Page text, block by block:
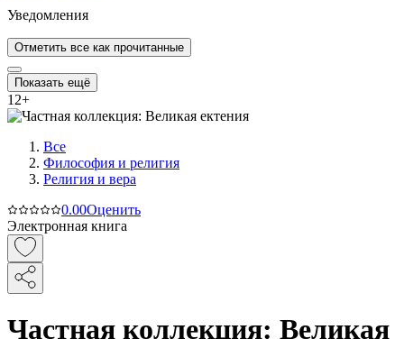
Уведомления
Отметить все как прочитанные
Показать ещё
12+
Все
Философия и религия
Религия и вера
0.00Оценить
Электронная книга
Частная коллекция: Великая